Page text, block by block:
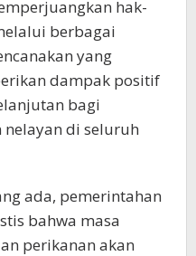
hak-
berbagai
yang
dampak positif
bagi
nelayan di seluruh
ada, pemerintahan
bahwa masa
perikanan akan